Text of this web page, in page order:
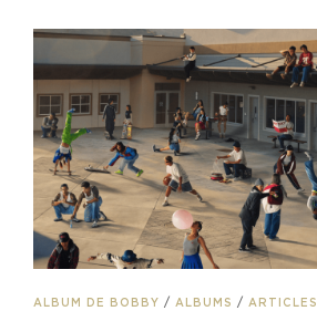
CAT
ALBUM DE BOBBY / ALBUMS / ARTICLES